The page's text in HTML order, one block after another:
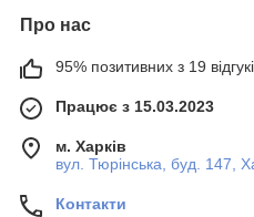
Про нас
95% позитивних з 19
Працює з 15.03.2023
м. Харків
вул. Тюрінська, буд. 147,
Контакти